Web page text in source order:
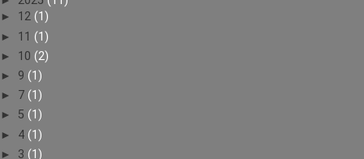
► 12 (1)
► 11 (1)
► 10 (2)
► 9 (1)
► 7 (1)
► 5 (1)
► 4 (1)
► 3 (1)